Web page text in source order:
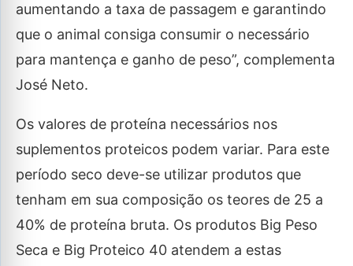
aumentando a taxa de passagem e garantindo
que o animal consiga consumir o necessário
para mantença e ganho de peso”, complementa
José Neto.
Os valores de proteína necessários nos
suplementos proteicos podem variar. Para este
período seco deve-se utilizar produtos que
tenham em sua composição os teores de 25 a
40% de proteína bruta. Os produtos Big Peso
Seca e Big Proteico 40 atendem a estas